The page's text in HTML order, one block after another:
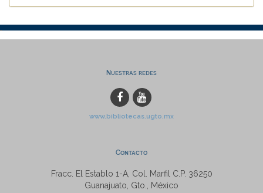
Nuestras redes
www.bibliotecas.ugto.mx
Contacto
Fracc. El Establo 1-A, Col. Marfil C.P. 36250
Guanajuato, Gto., México